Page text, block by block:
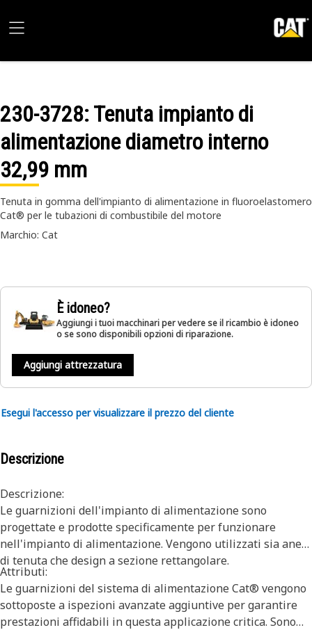
230-3728: Tenuta impianto di
alimentazione diametro interno
32,99 mm
Tenuta in gomma dell'impianto di alimentazione in fluoroelastomero
Cat® per le tubazioni di combustibile del motore
Marchio: Cat
È idoneo?
Aggiungi i tuoi macchinari per vedere se il ricambio è idoneo
o se sono disponibili opzioni di riparazione.
Aggiungi attrezzatura
Esegui l'accesso per visualizzare il prezzo del cliente
Descrizione
Descrizione:
Le guarnizioni dell'impianto di alimentazione sono
progettate e prodotte specificamente per funzionare
nell'impianto di alimentazione. Vengono utilizzati sia anelli
di tenuta che design a sezione rettangolare.
Attributi:
Le guarnizioni del sistema di alimentazione Cat® vengono
sottoposte a ispezioni avanzate aggiuntive per garantire
prestazioni affidabili in questa applicazione critica. Sono